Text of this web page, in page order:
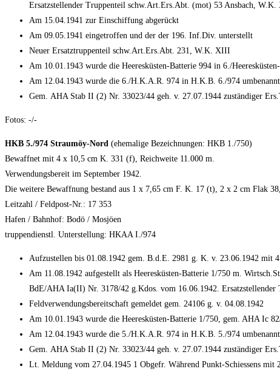
Ersatzstellender Truppenteil schw.Art.Ers.Abt. (mot) 53 Ansbach,
Am 15.04.1941 zur Einschiffung abgerückt
Am 09.05.1941 eingetroffen und der der 196. Inf.Div. unterstellt
Neuer Ersatztruppenteil schw.Art.Ers.Abt. 231, W.K. XIII
Am 10.01.1943 wurde die Heeresküsten-Batterie 994 in 6./
Am 12.04.1943 wurde die 6./H.K.A.R. 974 in H.K.B. 6./974 umbenannt
Gem. AHA Stab II (2) Nr. 33023/44 geh. v. 27.07.1944 zuständiger
Fotos: -/-
HKB 5./974 Straumöy-Nord (ehemalige Bezeichnungen: HKB 1./750)
Bewaffnet mit 4 x 10,5 cm K. 331 (f), Reichweite 11.000 m.
Verwendungsbereit im September 1942.
Die weitere Bewaffnung bestand aus 1 x 7,65 cm F. K. 17 (t), 2 x 2 cm Flak
Leitzahl / Feldpost-Nr.: 17 353
Hafen / Bahnhof: Bodö / Mosjöen
truppendienstl. Unterstellung: HKAA I./974
Aufzustellen bis 01.08.1942 gem. B.d.E. 2981 g. K. v. 23.06.1942 mit
Am 11.08.1942 aufgestellt als Heeresküsten-Batterie 1/750 m.
BdE/AHA Ia(II) Nr. 3178/42 g.Kdos. vom 16.06.1942.
Feldverwendungsbereitschaft gemeldet gem. 24106 g. v. 04.08.1942
Am 10.01.1943 wurde die Heeresküsten-Batterie 1/750, gem. AHA Ic
Am 12.04.1943 wurde die 5./H.K.A.R. 974 in H.K.B. 5./974 umbenannt
Gem. AHA Stab II (2) Nr. 33023/44 geh. v. 27.07.1944 zuständiger
Lt. Meldung vom 27.04.1945 1 Obgefr. Während Punkt-Schiessens